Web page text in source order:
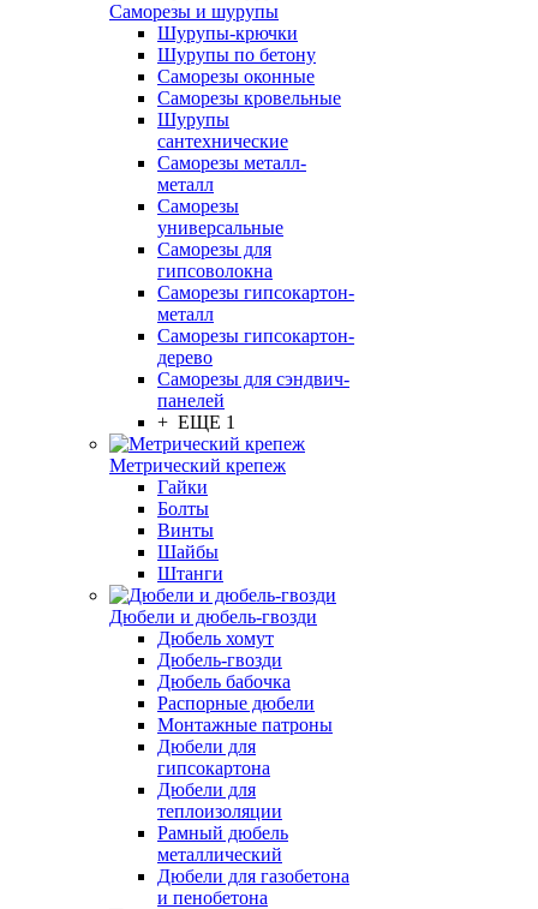
Саморезы и шурупы
Шурупы-крючки
Шурупы по бетону
Саморезы оконные
Саморезы кровельные
Шурупы
сантехнические
Саморезы металл-
металл
Саморезы
универсальные
Саморезы для
гипсоволокна
Саморезы гипсокартон-
металл
Саморезы гипсокартон-
дерево
Саморезы для сэндвич-
панелей
+ ЕЩЕ 1
Метрический крепеж
Гайки
Болты
Винты
Шайбы
Штанги
Дюбели и дюбель-гвозди
Дюбель хомут
Дюбель-гвозди
Дюбель бабочка
Распорные дюбели
Монтажные патроны
Дюбели для
гипсокартона
Дюбели для
теплоизоляции
Рамный дюбель
металлический
Дюбели для газобетона
и пенобетона